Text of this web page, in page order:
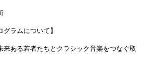
グラムについて】
来ある若者たちとクラシック音楽をつなぐ取